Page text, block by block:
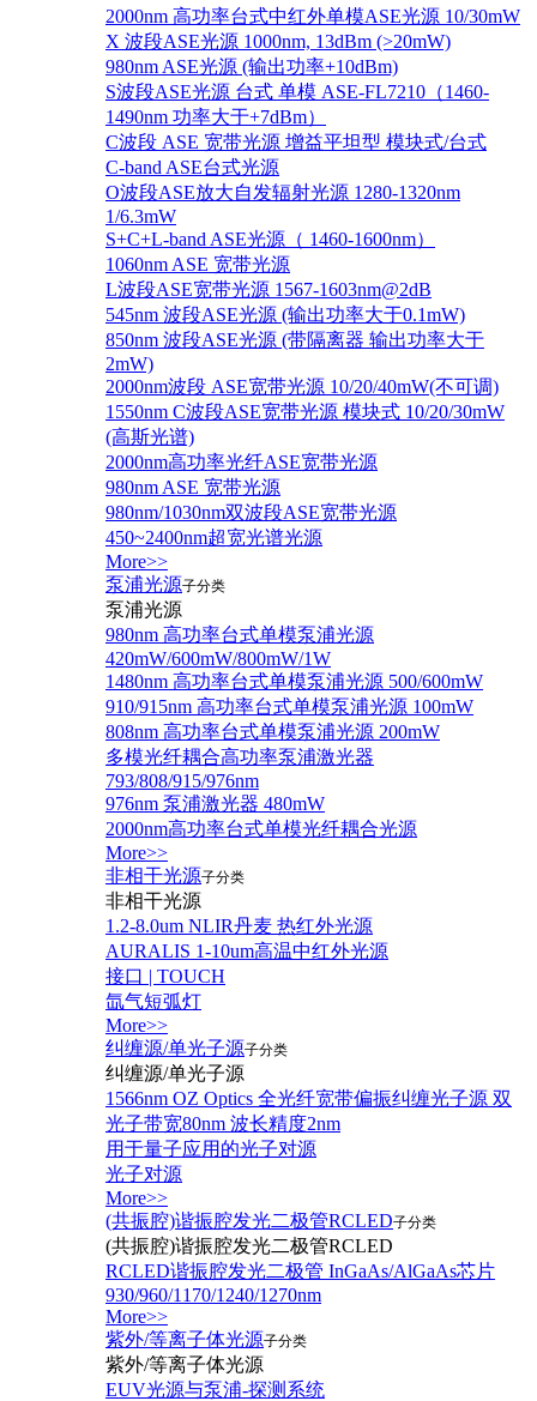
2000nm 高功率台式中红外单模ASE光源 10/30mW
X 波段ASE光源 1000nm, 13dBm (>20mW)
980nm ASE光源 (输出功率+10dBm)
S波段ASE光源 台式 单模 ASE-FL7210（1460-
1490nm 功率大于+7dBm）
C波段 ASE 宽带光源 增益平坦型 模块式/台式
C-band ASE台式光源
O波段ASE放大自发辐射光源 1280-1320nm
1/6.3mW
S+C+L-band ASE光源（ 1460-1600nm）
1060nm ASE 宽带光源
L波段ASE宽带光源 1567-1603nm@2dB
545nm 波段ASE光源 (输出功率大于0.1mW)
850nm 波段ASE光源 (带隔离器 输出功率大于
2mW)
2000nm波段 ASE宽带光源 10/20/40mW(不可调)
1550nm C波段ASE宽带光源 模块式 10/20/30mW
(高斯光谱)
2000nm高功率光纤ASE宽带光源
980nm ASE 宽带光源
980nm/1030nm双波段ASE宽带光源
450~2400nm超宽光谱光源
More>>
泵浦光源子分类
泵浦光源
980nm 高功率台式单模泵浦光源
420mW/600mW/800mW/1W
1480nm 高功率台式单模泵浦光源 500/600mW
910/915nm 高功率台式单模泵浦光源 100mW
808nm 高功率台式单模泵浦光源 200mW
多模光纤耦合高功率泵浦激光器
793/808/915/976nm
976nm 泵浦激光器 480mW
2000nm高功率台式单模光纤耦合光源
More>>
非相干光源子分类
非相干光源
1.2-8.0um NLIR丹麦 热红外光源
AURALIS 1-10um高温中红外光源
接口 | TOUCH
氙气短弧灯
More>>
纠缠源/单光子源子分类
纠缠源/单光子源
1566nm OZ Optics 全光纤宽带偏振纠缠光子源 双
光子带宽80nm 波长精度2nm
用于量子应用的光子对源
光子对源
More>>
(共振腔)谐振腔发光二极管RCLED子分类
(共振腔)谐振腔发光二极管RCLED
RCLED谐振腔发光二极管 InGaAs/AlGaAs芯片
930/960/1170/1240/1270nm
More>>
紫外/等离子体光源子分类
紫外/等离子体光源
EUV光源与泵浦-探测系统